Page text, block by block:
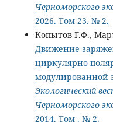
Черноморского
2026. Том 23. № 2.
Копытов Г.Ф.,
Движение
циркулярно
модулированной
Экологический
Черноморского
2014. Том . № 2.